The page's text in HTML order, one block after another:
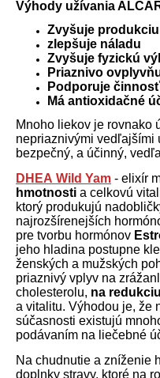
Výhody užívania
Zvyšuje
zlepšuje náladu
Zvyšuje fyzickú
Priaznivo
Podporuje
Má antioxidačné
Mnoho liekov je rovnako
nepriaznivými vedľajšími
bezpečný, a účinný,
DHEA Wild Yam - elixír
hmotnosti a celkovú
ktorý produkujú
najrozšírenejších
pre tvorbu hormónov
jeho hladina postupne
ženských a mužských
priaznivý vplyv na
cholesterolu, na
a vitalitu. Výhodou je, že
súčasnosti existujú
podávaním na liečebné
Na chudnutie a zníženie
doplnky stravy, ktoré na